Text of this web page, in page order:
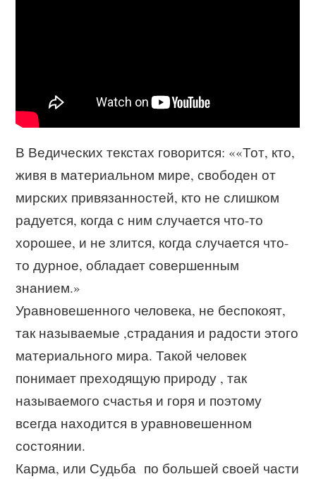
В Ведических текстах говорится: ««Тот, кто,
живя в материальном мире, свободен от
мирских привязанностей, кто не слишком
радуется, когда с ним случается что-то
хорошее, и не злится, когда случается что-
то дурное, обладает совершенным
знанием.»
Уравновешенного человека, не беспокоят,
так называемые ,страдания и радости этого
материального мира. Такой человек
понимает преходящую природу , так
называемого счастья и горя и поэтому
всегда находится в уравновешенном
состоянии.
Карма, или Судьба по большей своей части